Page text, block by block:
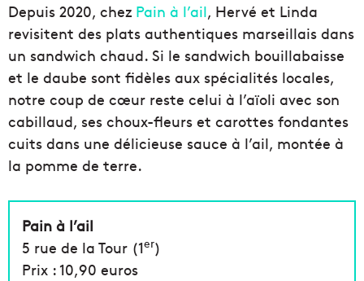
Depuis 2020, chez Pain à l’ail, Hervé et Linda
revisitent des plats authentiques marseillais dans
un sandwich chaud. Si le sandwich bouillabaisse
et le daube sont fidèles aux spécialités locales,
notre coup de cœur reste celui à l’aïoli avec son
cabillaud, ses choux-fleurs et carottes fondantes
cuits dans une délicieuse sauce à l’ail, montée à
la pomme de terre.
Pain à l’ail
5 rue de la Tour (1er)
Prix : 10,90 euros